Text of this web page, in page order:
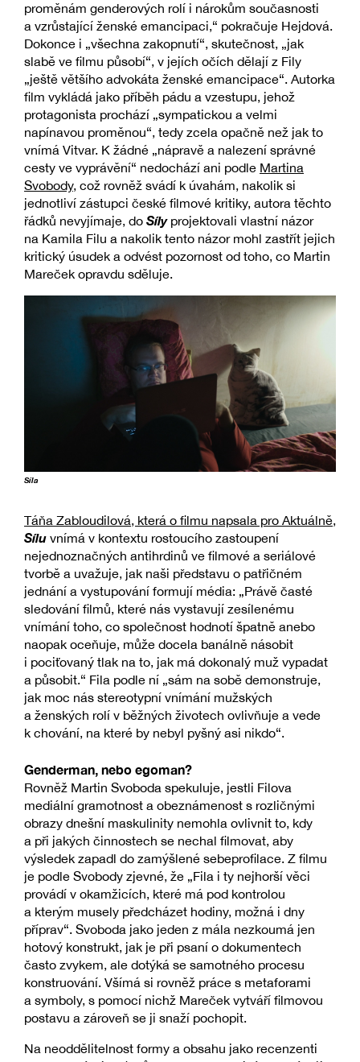
proměnám genderových rolí i nárokům současnosti
a vzrůstající ženské emancipaci,“ pokračuje Hejdová.
Dokonce i „všechna zakopnutí“, skutečnost, „jak
slabě ve filmu působí“, v jejích očích dělají z Fily
„ještě většího advokáta ženské emancipace“. Autorka
film vykládá jako příběh pádu a vzestupu, jehož
protagonista prochází „sympatickou a velmi
napínavou proměnou“, tedy zcela opačně než jak to
vnímá Vitvar. K žádné „nápravě a nalezení správné
cesty ve vyprávění“ nedochází ani podle Martina
Svobody, což rovněž svádí k úvahám, nakolik si
jednotliví zástupci české filmové kritiky, autora těchto
řádků nevyjímaje, do Sílyprojektovali vlastní názor
na Kamila Filu a nakolik tento názor mohl zastřít jejich
kritický úsudek a odvést pozornost od toho, co Martin
Mareček opravdu sděluje.
Síla
Táňa Zabloudilová, která o filmu napsala pro Aktuálně,
Sílu vnímá v kontextu rostoucího zastoupení
nejednoznačných antihrdinů ve filmové a seriálové
tvorbě a uvažuje, jak naši představu o patřičném
jednání a vystupování formují média: „Právě časté
sledování filmů, které nás vystavují zesílenému
vnímání toho, co společnost hodnotí špatně anebo
naopak oceňuje, může docela banálně násobit
i pociťovaný tlak na to, jak má dokonalý muž vypadat
a působit.“ Fila podle ní „sám na sobě demonstruje,
jak moc nás stereotypní vnímání mužských
a ženských rolí v běžných životech ovlivňuje a vede
k chování, na které by nebyl pyšný asi nikdo“.
Genderman, nebo egoman?
Rovněž Martin Svoboda spekuluje, jestli Filova
mediální gramotnost a obeznámenost s rozličnými
obrazy dnešní maskulinity nemohla ovlivnit to, kdy
a při jakých činnostech se nechal filmovat, aby
výsledek zapadl do zamýšlené sebeprofilace. Z filmu
je podle Svobody zjevné, že „Fila i ty nejhorší věci
provádí v okamžicích, které má pod kontrolou
a kterým musely předcházet hodiny, možná i dny
příprav“. Svoboda jako jeden z mála nezkoumá jen
hotový konstrukt, jak je při psaní o dokumentech
často zvykem, ale dotýká se samotného procesu
konstruování. Všímá si rovněž práce s metaforami
a symboly, s pomocí nichž Mareček vytváří filmovou
postavu a zároveň se ji snaží pochopit.
Na neoddělitelnost formy a obsahu jako recenzenti